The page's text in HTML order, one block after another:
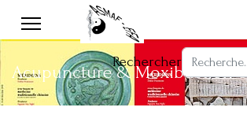
Rechercher
Acupuncture & Moxibustion